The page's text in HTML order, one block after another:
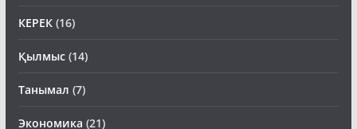
КЕРЕК(16)
Қылмыс(14)
Танымал (7)
Экономика (21)